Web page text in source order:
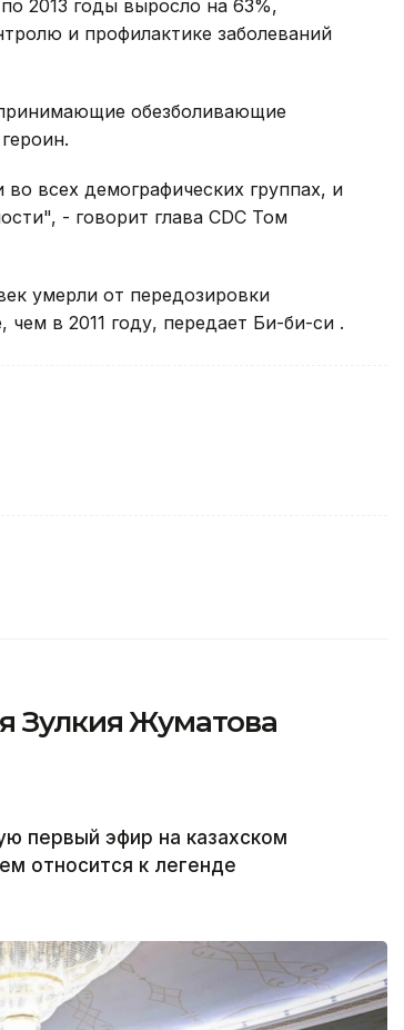
2013 годы выросло на 63%,
и профилактике заболеваний
обезболивающие
всех демографических группах, и
- говорит глава CDC Том
умерли от передозировки
чем в 2011 году, передает Би-би-си .
Зулкия Жуматова
первый эфир на казахском
относится к легенде